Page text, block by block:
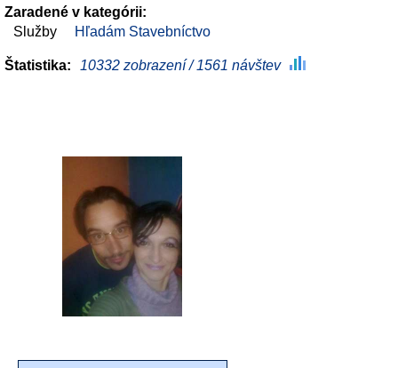
Zaradené v kategórii:
Služby
Hľadám Stavebníctvo
Štatistika: 10332 zobrazení / 1561 návštev